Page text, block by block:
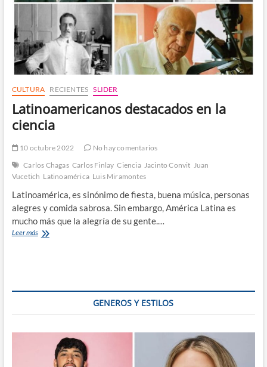
CULTURA RECIENTES SLIDER
Latinoamericanos destacados en la
ciencia
10 octubre 2022
No hay comentarios
Carlos Chagas Carlos Finlay Ciencia Jacinto Convit Juan
Vucetich Latinoamérica Luis Miramontes
Latinoamérica, es sinónimo de fiesta, buena música, personas
alegres y comida sabrosa. Sin embargo, América Latina es
mucho más que la alegría de su gente.…
Leer másLatinoamericanos
GENEROS Y ESTILOS